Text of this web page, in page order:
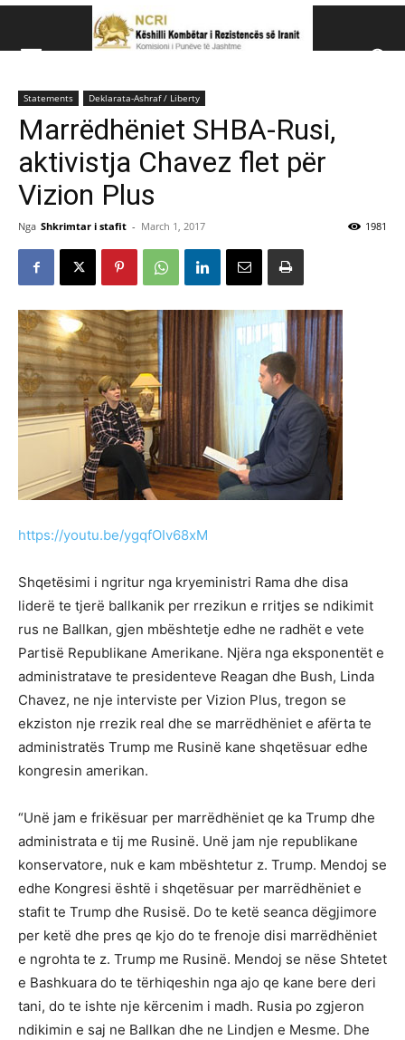
Këshillit Kombëtar të Rezistencës së Iranit (NCRI)
Statements Deklarata-Ashraf / Liberty
Marrëdhëniet SHBA-Rusi,
aktivistja Chavez flet për
Vizion Plus
Nga Shkrimtar i stafit - March 1, 2017 1981
https://youtu.be/ygqfOIv68xM
Shqetësimi i ngritur nga kryeministri Rama dhe disa
liderë te tjerë ballkanik per rrezikun e rritjes se ndikimit
rus ne Ballkan, gjen mbështetje edhe ne radhët e vete
Partisë Republikane Amerikane. Njëra nga eksponentët e
administratave te presidenteve Reagan dhe Bush, Linda
Chavez, ne nje interviste per Vizion Plus, tregon se
ekziston nje rrezik real dhe se marrëdhëniet e afërta te
administratës Trump me Rusinë kane shqetësuar edhe
kongresin amerikan.
“Unë jam e frikësuar per marrëdhëniet qe ka Trump dhe
administrata e tij me Rusinë. Unë jam nje republikane
konservatore, nuk e kam mbështetur z. Trump. Mendoj se
edhe Kongresi është i shqetësuar per marrëdhëniet e
stafit te Trump dhe Rusisë. Do te ketë seanca dëgjimore
per ketë dhe pres qe kjo do te frenoje disi marrëdhëniet
e ngrohta te z. Trump me Rusinë. Mendoj se nëse Shtetet
e Bashkuara do te tërhiqeshin nga ajo qe kane bere deri
tani, do te ishte nje kërcenim i madh. Rusia po zgjeron
ndikimin e saj ne Ballkan dhe ne Lindjen e Mesme. Dhe